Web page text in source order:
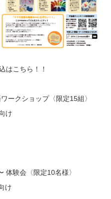
はこちら！！
ークショップ〈限定15組〉
け
体験会〈限定10名様〉
け